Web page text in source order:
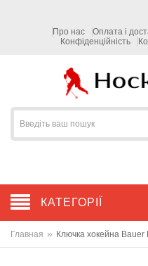
Про нас
Оплата і
Конфіденційність
КАТЕГОРІЇ
Главная » Ключка хокейна